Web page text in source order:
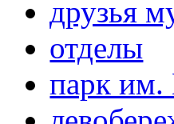
друзья
отделы
парк им.